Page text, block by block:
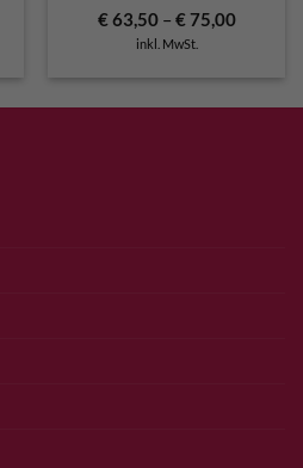
€ 63,50– € 75,00
inkl. MwSt.